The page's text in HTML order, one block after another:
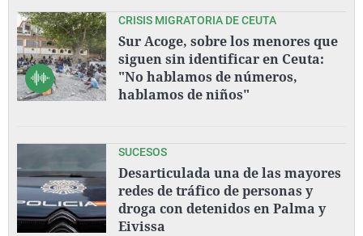
CRISIS MIGRATORIA DE CEUTA
Sur Acoge, sobre los menores que
siguen sin identificar en Ceuta:
"No hablamos de números,
hablamos de niños"
SUCESOS
Desarticulada una de las mayores
redes de tráfico de personas y
droga con detenidos en Palma y
Eivissa